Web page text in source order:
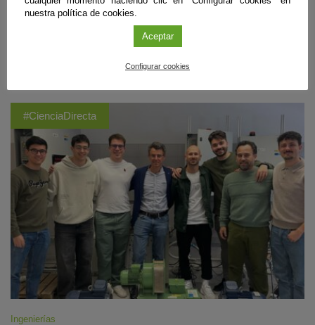
arrecifes formados a casi 40 metros bajo el nivel del mar, la
transparencia del agua en ese entorno facilitó el crecimiento de corales
de lado a lado. Ahora aportan pistas para reconstruir la historia climática
#CienciaDirecta
Ingenierías
nuestra política de cookies.
Aceptar
Configurar cookies